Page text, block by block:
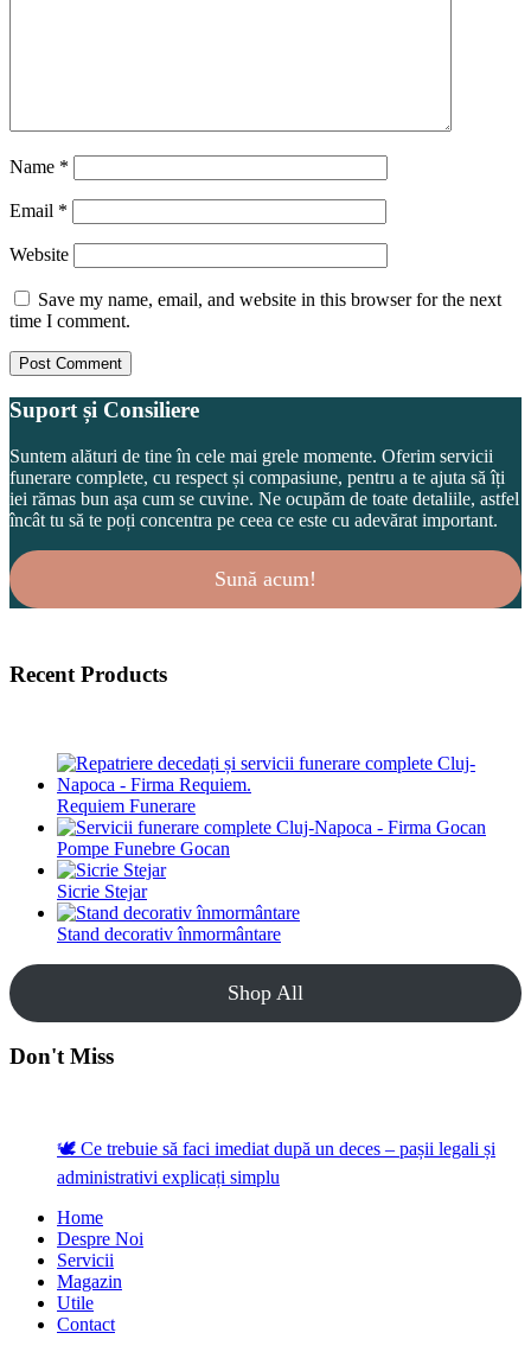
Name *
Email *
Website
Save my name, email, and website in this browser for the next
time I comment.
Suport și Consiliere
Suntem alături de tine în cele mai grele momente. Oferim servicii
funerare complete, cu respect și compasiune, pentru a te ajuta să îți
iei rămas bun așa cum se cuvine. Ne ocupăm de toate detaliile, astfel
încât tu să te poți concentra pe ceea ce este cu adevărat important.
Sună acum!
Recent Products
Requiem Funerare
Pompe Funebre Gocan
Sicrie Stejar
Stand decorativ înmormântare
Shop All
Don't Miss
🕊️ Ce trebuie să faci imediat după un deces – pașii legali și
administrativi explicați simplu
Home
Despre Noi
Servicii
Magazin
Utile
Contact